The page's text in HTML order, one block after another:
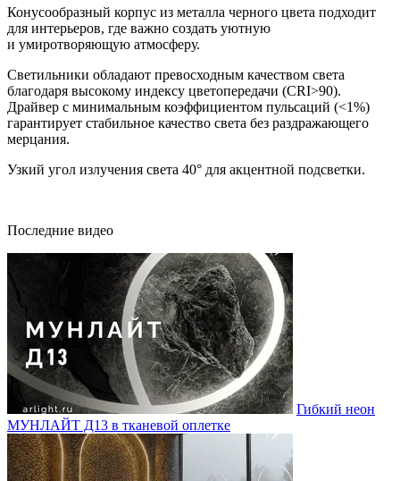
Конусообразный корпус из металла черного цвета подходит
для интерьеров, где важно создать уютную
и умиротворяющую атмосферу.
Светильники обладают превосходным качеством света
благодаря высокому индексу цветопередачи (CRI>90).
Драйвер с минимальным коэффициентом пульсаций (<1%)
гарантирует стабильное качество света без раздражающего
мерцания.
Узкий угол излучения света 40° для акцентной подсветки.
Последние видео
Гибкий неон
МУНЛАЙТ Д13 в тканевой оплетке